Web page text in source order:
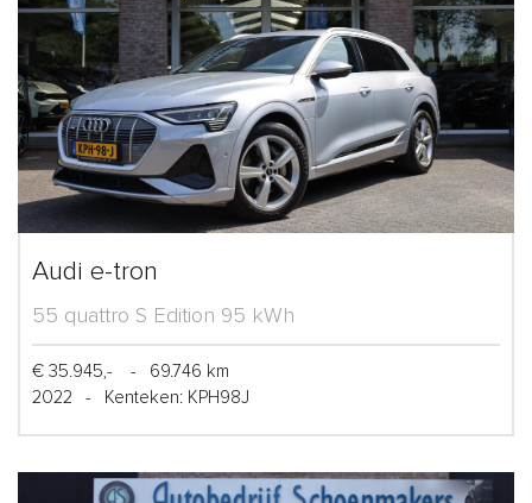
Audi e-tron
55 quattro S Edition 95 kWh
€ 35.945,- -
69.746 km
2022
- Kenteken: KPH98J